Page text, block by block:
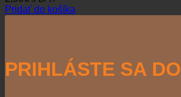
Pridať do košíka
PRIHLÁSTE SA DO